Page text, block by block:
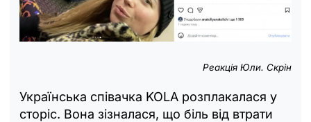
Реакція Юли. Скрін
Українська співачка KOLA розплакалася у
сторіс. Вона зізналася, що біль від втрати